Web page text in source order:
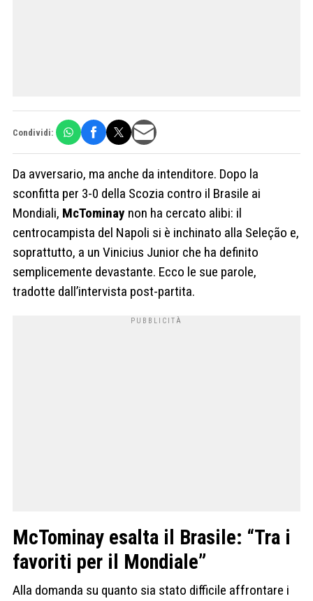
Condividi:
Da avversario, ma anche da intenditore. Dopo la
sconfitta per 3-0 della Scozia contro il Brasile ai
Mondiali, McTominay non ha cercato alibi: il
centrocampista del Napoli si è inchinato alla Seleção e,
soprattutto, a un Vinicius Junior che ha definito
semplicemente devastante. Ecco le sue parole,
tradotte dall’intervista post-partita.
McTominay esalta il Brasile: “Tra i
favoriti per il Mondiale”
Alla domanda su quanto sia stato difficile affrontare i